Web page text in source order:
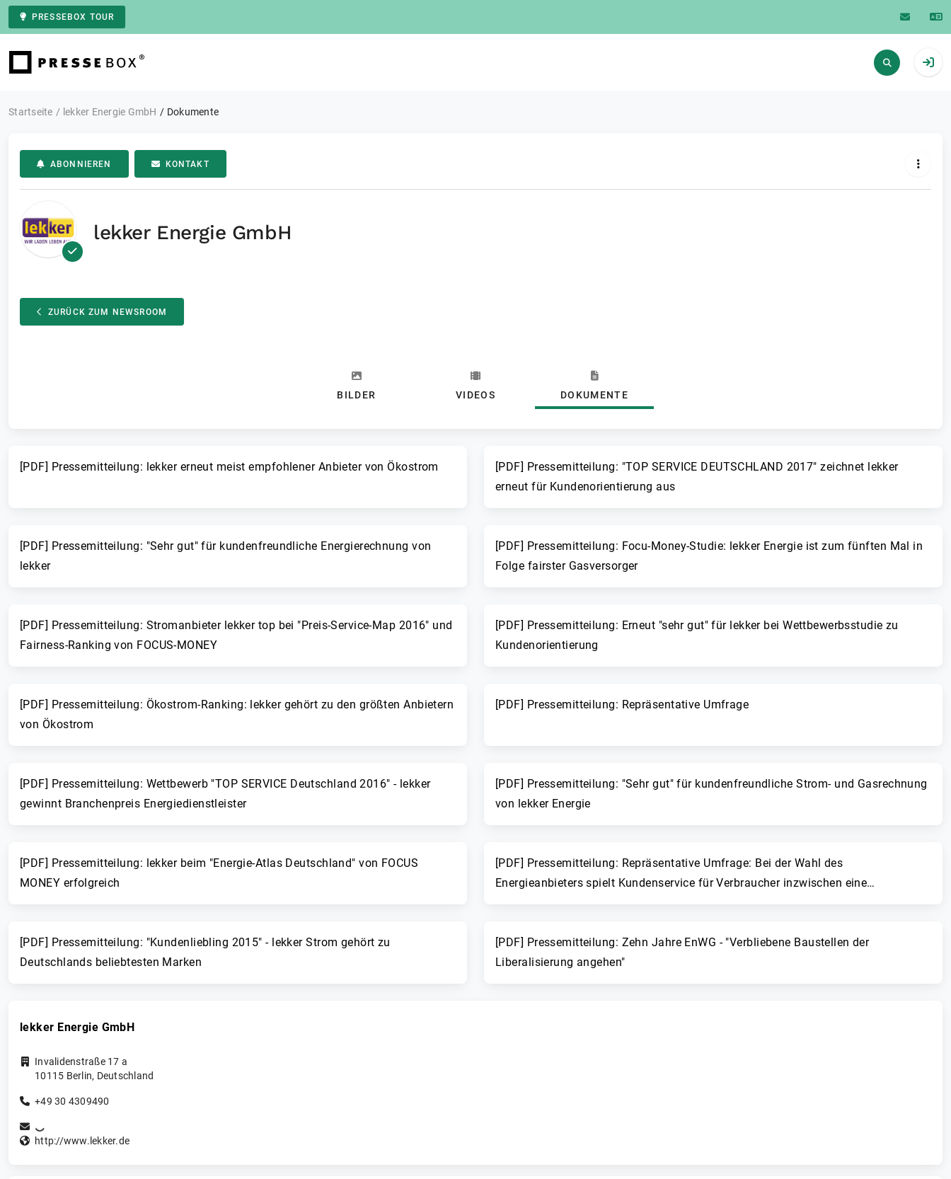
PRESSEBOX TOUR
Zur Startseite
Startseite lekker Energie GmbH Dokumente
ABONNIEREN KONTAKT
lekker Energie GmbH
ZURÜCK ZUM NEWSROOM
BILDER VIDEOS DOKUMENTE
[PDF] Pressemitteilung: lekker erneut meist empfohlener Anbieter von Ökostrom
[PDF] Pressemitteilung: "TOP SERVICE DEUTSCHLAND 2017" zeichnet lekker
erneut für Kundenorientierung aus
[PDF] Pressemitteilung: "Sehr gut" für kundenfreundliche Energierechnung von
lekker
[PDF] Pressemitteilung: Focu-Money-Studie: lekker Energie ist zum fünften Mal in
Folge fairster Gasversorger
[PDF] Pressemitteilung: Stromanbieter lekker top bei "Preis-Service-Map 2016" und
Fairness-Ranking von FOCUS-MONEY
[PDF] Pressemitteilung: Erneut "sehr gut" für lekker bei Wettbewerbsstudie zu
Kundenorientierung
[PDF] Pressemitteilung: Ökostrom-Ranking: lekker gehört zu den größten Anbietern
von Ökostrom
[PDF] Pressemitteilung: Repräsentative Umfrage
[PDF] Pressemitteilung: Wettbewerb "TOP SERVICE Deutschland 2016" - lekker
gewinnt Branchenpreis Energiedienstleister
[PDF] Pressemitteilung: "Sehr gut" für kundenfreundliche Strom- und Gasrechnung
von lekker Energie
[PDF] Pressemitteilung: lekker beim "Energie-Atlas Deutschland" von FOCUS
MONEY erfolgreich
[PDF] Pressemitteilung: Repräsentative Umfrage: Bei der Wahl des
Energieanbieters spielt Kundenservice für Verbraucher inzwischen eine
[PDF] Pressemitteilung: "Kundenliebling 2015" - lekker Strom gehört zu
Deutschlands beliebtesten Marken
[PDF] Pressemitteilung: Zehn Jahre EnWG - "Verbliebene Baustellen der
Liberalisierung angehen"
lekker Energie GmbH
Invalidenstraße 17 a
10115 Berlin, Deutschland
+49 30 4309490
http://www.lekker.de